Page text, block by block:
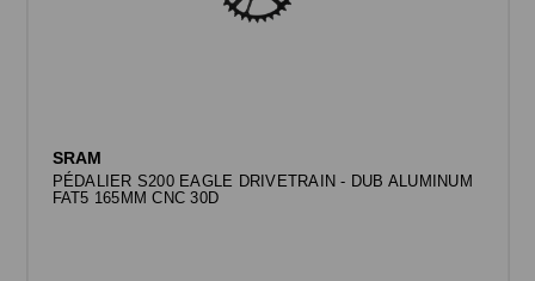
SRAM
PÉDALIER S200 EAGLE DRIVETRAIN - DUB ALUMINUM
FAT5 165MM CNC 30D